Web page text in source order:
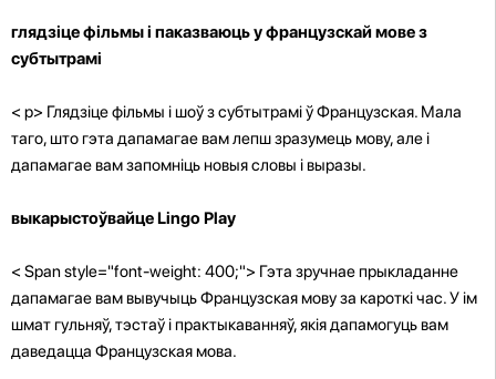
глядзіце фільмы і паказваюць у французскай мове з
субтытрамі
< p> Глядзіце фільмы і шоў з субтытрамі ў Французская. Мала
таго, што гэта дапамагае вам лепш зразумець мову, але і
дапамагае вам запомніць новыя словы і выразы.
выкарыстоўвайце Lingo Play
< Span style="font-weight: 400;"> Гэта зручнае прыкладанне
дапамагае вам вывучыць Французская мову за кароткі час. У ім
шмат гульняў, тэстаў і практыкаванняў, якія дапамогуць вам
даведацца Французская мова.